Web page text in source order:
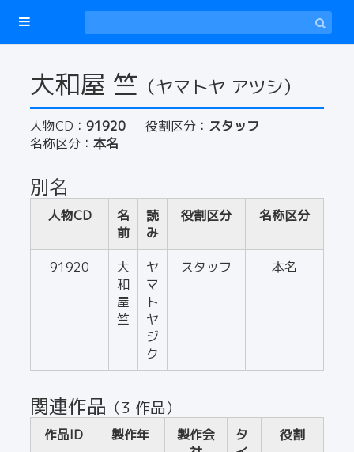
大和屋 竺 （ヤマトヤ アツシ）
人物CD： 91920 役割区分： スタッフ
名称区分： 本名
別名
人物CD
名
前
読
み
役割区分 名称区分
91920
大
和
屋
竺
ヤ
マ
ト
ヤ
ジ
ク
スタッフ 本名
関連作品 （3 作品）
作品ID 製作年
製作会
タ
役割